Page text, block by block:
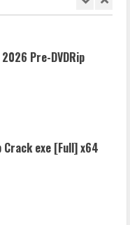
Pre-DVDRip
Crack exe [Full] x64